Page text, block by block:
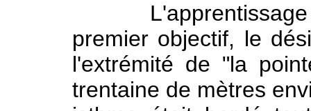
L'apprentissage
premier objectif, le
l'extrémité de "la
trentaine de mètres